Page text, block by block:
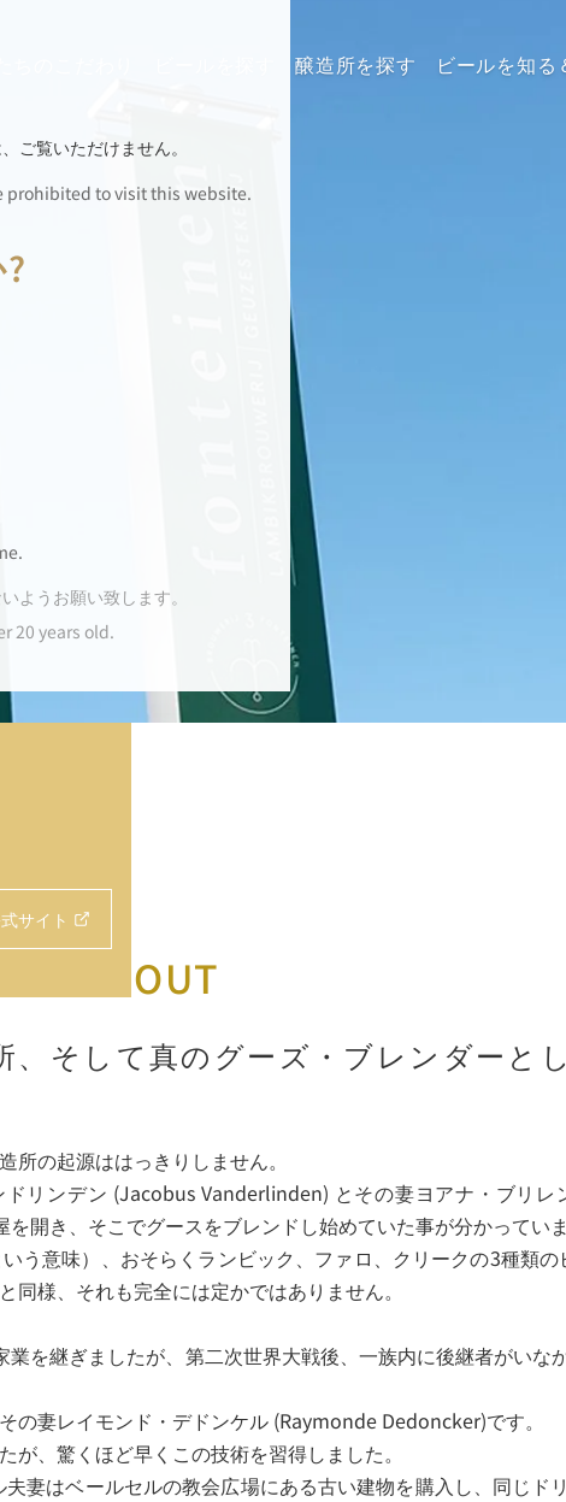
ご覧いただけません。
prohibited to visit this website.
ようお願い致します。
20 years old.
醸造所を探す ビールを知る
サイト
ABOUT
そして真のグーズ・ ブレンダーとし
の起源ははっきりしません。
リンデン (Jacobus Vanderlinden) とその妻ヨアナ・ブリ
開き、そこでグースをブレンドし始めていた事が分かっていま
う意味）、おそらくランビック、ファロ、クリークの3種類
様、それも完全には定かではありません。
を継ぎましたが、第二次世界大戦後、一族内に後継者がいな
妻レイモンド・デドンケル (Raymonde Dedoncker)です。
、驚くほど早くこの技術を習得しました。
妻はベールセルの教会広場にある古い建物を購入し、同じド